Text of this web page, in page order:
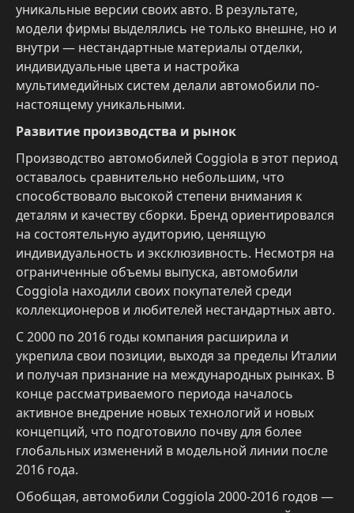
уникальные версии своих авто. В результате,
модели фирмы выделялись не только внешне, но и
внутри — нестандартные материалы отделки,
индивидуальные цвета и настройка
мультимедийных систем делали автомобили по-
настоящему уникальными.
Развитие производства и рынок
Производство автомобилей Coggiola в этот период
оставалось сравнительно небольшим, что
способствовало высокой степени внимания к
деталям и качеству сборки. Бренд ориентировался
на состоятельную аудиторию, ценящую
индивидуальность и эксклюзивность. Несмотря на
ограниченные объемы выпуска, автомобили
Coggiola находили своих покупателей среди
коллекционеров и любителей нестандартных авто.
С 2000 по 2016 годы компания расширила и
укрепила свои позиции, выходя за пределы Италии
и получая признание на международных рынках. В
конце рассматриваемого периода началось
активное внедрение новых технологий и новых
концепций, что подготовило почву для более
глобальных изменений в модельной линии после
2016 года.
Обобщая, автомобили Coggiola 2000-2016 годов —